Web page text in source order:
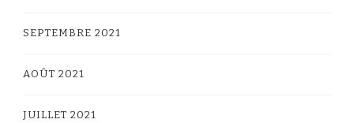
SEPTEMBRE 2021
AOÛT 2021
JUILLET 2021